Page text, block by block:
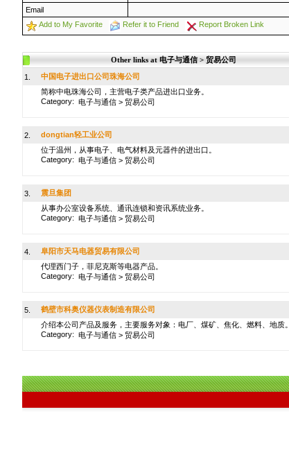
Email
Add to My Favorite
Refer it to Friend Report Broken Link
Other links at 电子与通信 > 贸易公司
1.
中国电子进出口公司珠海公司
简称中电珠海公司，主营电子类产品进出口业务。
Category: 电子与通信 > 贸易公司
2.
dongtian轻工业公司
位于温州，从事电子、电气材料及元器件的进出口。
Category: 电子与通信 > 贸易公司
3.
震旦集团
从事办公室设备系统、通讯连锁和资讯系统业务。
Category: 电子与通信 > 贸易公司
4.
阜阳市天马电器贸易有限公司
代理西门子，菲尼克斯等电器产品。
Category: 电子与通信 > 贸易公司
5.
鹤壁市科奥仪器仪表制造有限公司
介绍本公司产品及服务，主要服务对象：电厂、煤矿、焦化、燃料、地质。
Category: 电子与通信 > 贸易公司